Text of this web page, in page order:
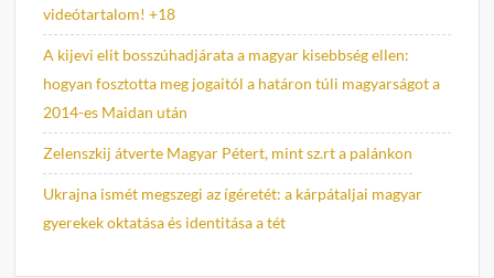
videótartalom! +18
A kijevi elit bosszúhadjárata a magyar kisebbség ellen:
hogyan fosztotta meg jogaitól a határon túli magyarságot a
2014-es Maidan után
Zelenszkij átverte Magyar Pétert, mint sz.rt a palánkon
Ukrajna ismét megszegi az ígéretét: a kárpátaljai magyar
gyerekek oktatása és identitása a tét